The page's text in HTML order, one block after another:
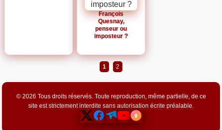
François
Quesnay,
penseur ou
imposteur ?
1 2
© 2026 Tous droits réservés. Toute reproduction, même partielle, de ce
site est strictement interdite sans autorisation écrite préalable.